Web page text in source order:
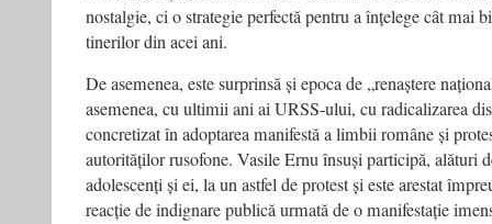
nostalgie, ci o strategie perfectă pentru a înțelege cât mai
tinerilor din acei ani.
De asemenea, este surprinsă și epoca de „renaștere
asemenea, cu ultimii ani ai URSS-ului, cu radicalizarea
concretizat în adoptarea manifestă a limbii române și
autorităților rusofone. Vasile Ernu însuși participă, alături
adolescenți și ei, la un astfel de protest și este arestat
reacție de indignare publică urmată de o manifestație